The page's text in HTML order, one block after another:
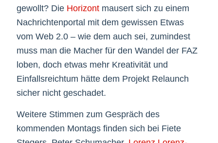
gewollt? Die Horizontmausert sich zu einem
Nachrichtenportal mit dem gewissen Etwas
vom Web 2.0 – wie dem auch sei, zumindest
muss man die Macher für den Wandel der FAZ
loben, doch etwas mehr Kreativität und
Einfallsreichtum hätte dem Projekt Relaunch
sicher nicht geschadet.
Weitere Stimmen zum Gespräch des
kommenden Montags finden sich bei Fiete